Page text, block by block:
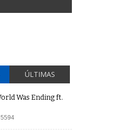
ÚLTIMAS
Was Ending ft.
5594